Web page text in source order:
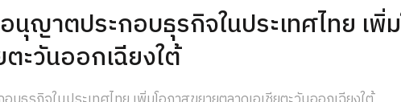
นุญาตประกอบธุรกิจในประเทศไทย เพิ่
ตะวันออกเฉียงใต้